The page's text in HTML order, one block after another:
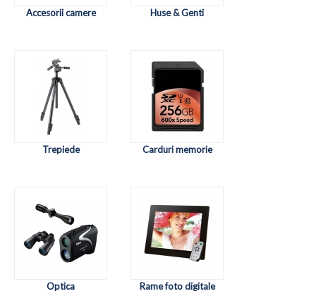
Accesorii camere Huse & Genti
Trepiede Carduri memorie
Optica Rame foto digitale